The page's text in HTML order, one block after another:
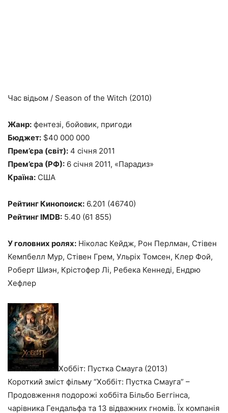
Час відьом / Season of the Witch (2010)
Жанр: фентезі, бойовик, пригоди
Бюджет: $40 000 000
Прем’єра (світ): 4 січня 2011
Прем’єра (РФ): 6 січня 2011, «Парадиз»
Країна: США
Рейтинг Кинопоиск: 6.201 (46740)
Рейтинг IMDB: 5.40 (61 855)
У головних ролях: Ніколас Кейдж, Рон Перлман, Стівен
Кемпбелл Мур, Стівен Грем, Ульріх Томсен, Клер Фой,
Роберт Шиэн, Крістофер Лі, Ребека Кеннеді, Ендрю
Хефлер
Хоббіт: Пустка Смауга (2013)
Короткий зміст фільму “Хоббіт: Пустка Смауга” –
Продовження подорожі хоббіта Більбо Беггінса,
чарівника Гендальфа та 13 відважних гномів. Їх компанія